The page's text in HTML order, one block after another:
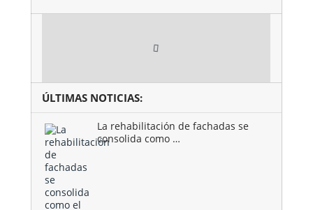
ÚLTIMAS NOTICIAS:
La rehabilitación de fachadas se
consolida como …